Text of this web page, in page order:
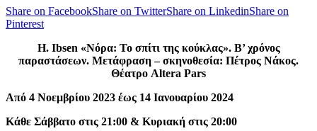
Share on FacebookShare on TwitterShare on LinkedinShare on
Pinterest
H. Ibsen «Νόρα: Το σπίτι της κούκλας». Β’ χρόνος
παραστάσεων. Μετάφραση – σκηνοθεσία: Πέτρος Νάκος.
Θέατρο Altera Pars
Από 4 Νοεμβρίου 2023 έως 14 Ιανουαρίου 2024
Κάθε Σάββατο στις 21:00 & Κυριακή στις 20:00